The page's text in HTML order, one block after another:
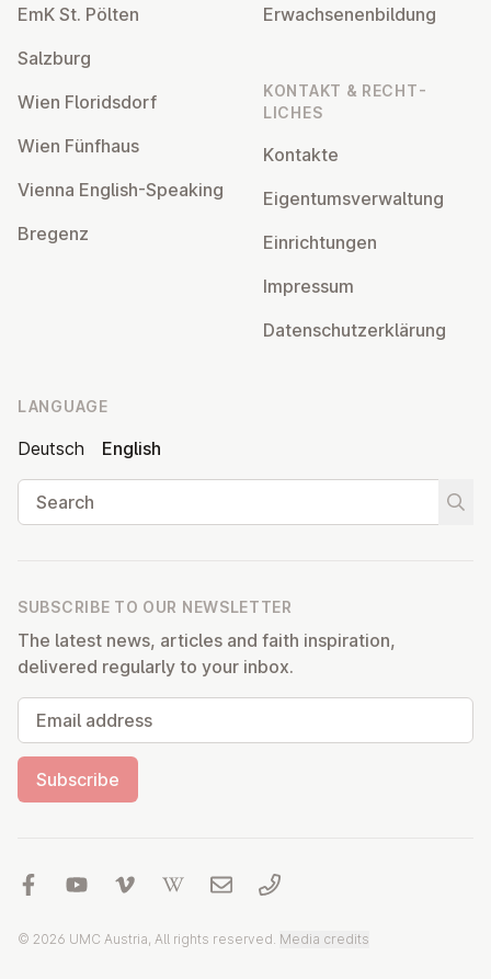
EmK St. Pölten
Salzburg
Wien Flor­idsdorf
Wien Fünfhaus
Vienna English-Speaking
Bregenz
Er­wach­sen­en­bildung
KONTAKT & RECHT­
LICHES
Kontakte
Ei­gentums­ver­wal­tung
Ein­rich­tun­gen
Impressum
Datens­chutzerklärung
LANGUAGE
Deutsch
English
Search
SUBSCRIBE TO OUR NEWSLETTER
The latest news, articles and faith inspiration,
delivered regularly to your inbox.
Email address
Subscribe
© 2026 UMC Austria, All rights reserved. Media credits